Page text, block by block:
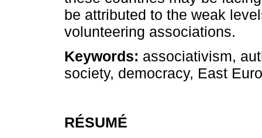
be attributed to the weak
volunteering associations.
Keywords: associativism,
society, democracy, East
RÉSUMÉ